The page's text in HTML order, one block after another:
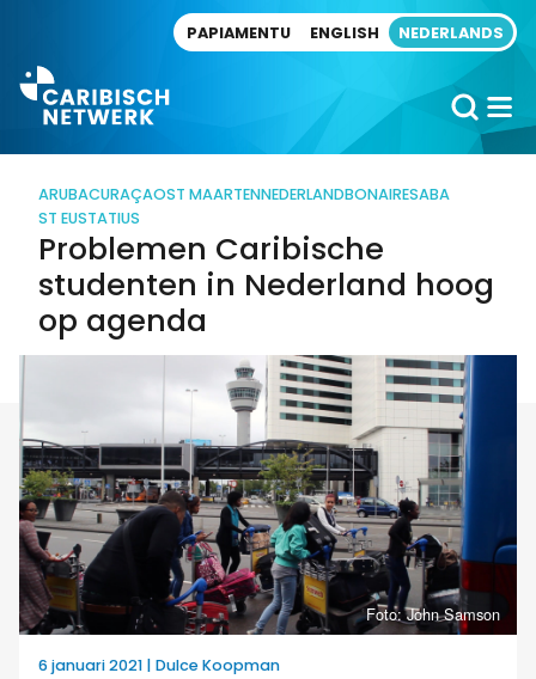
PAPIAMENTU ENGLISH NEDERLANDS
ARUBACURAÇAOST MAARTENNEDERLANDBONAIRESABA
ST EUSTATIUS
Problemen Caribische
studenten in Nederland hoog
op agenda
Foto: John Samson
6 januari 2021 | Dulce Koopman